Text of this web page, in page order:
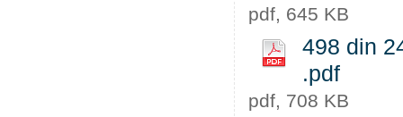
pdf, 645 KB
498 din
.pdf
pdf, 708 KB